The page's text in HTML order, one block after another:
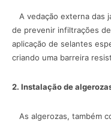
A vedação externa das
de prevenir infiltrações
aplicação de selantes
criando uma barreira
2. Instalação de
As algerozas, também